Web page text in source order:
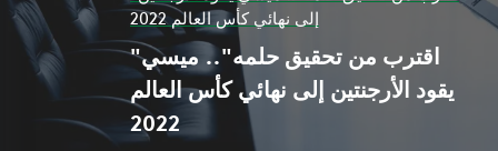
إلى نهائي كأس العالم 2022
"اقترب من تحقيق حلمه".. ميسي
يقود الأرجنتين إلى نهائي كأس العالم
2022